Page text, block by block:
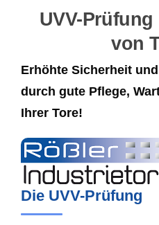
UVV-
von
Erhöhte Sicherheit
durch gute Pflege,
Ihrer Tore!
Die UVV-Prüfung